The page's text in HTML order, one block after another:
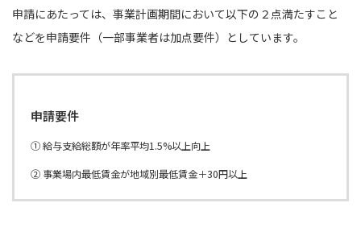
申請にあたっては、事業計画期間において以下の２点満たすこと
などを申請要件（一部事業者は加点要件）としています。
申請要件
① 給与支給総額が年率平均1.5%以上向上
② 事業場内最低賃金が地域別最低賃金＋30円以上